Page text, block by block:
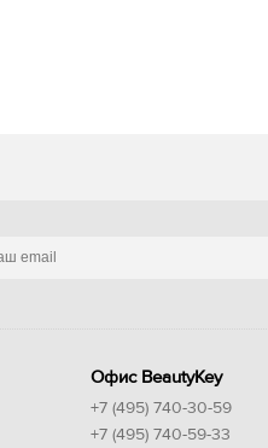
Офис BeautyKey
+7 (495) 740-30-59
+7 (495) 740-59-33